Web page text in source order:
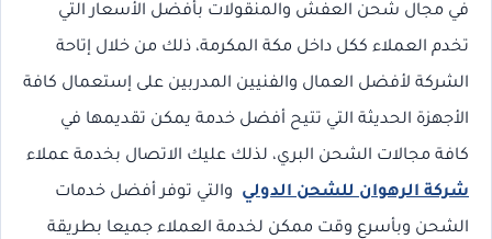
في مجال شحن العفش والمنقولات بأفضل الأسعار التي
تخدم العملاء ككل داخل مكة المكرمة، ذلك من خلال إتاحة
الشركة لأفضل العمال والفنيين المدربين على إستعمال كافة
الأجهزة الحديثة التي تتيح أفضل خدمة يمكن تقديمها في
كافة مجالات الشحن البري، لذلك عليك الاتصال بخدمة عملاء
شركة الرهوان للشحن الدولي والتي توفر أفضل خدمات
الشحن وبأسرع وقت ممكن لخدمة العملاء جميعا بطريقة